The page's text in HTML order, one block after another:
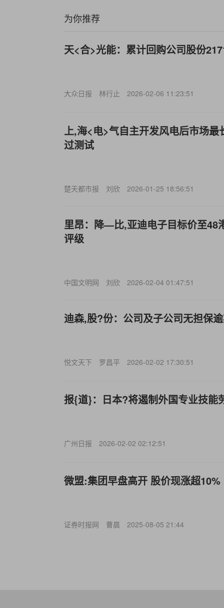
为你推荐
天<合>光能：累计回购公司股份
大众日报 林行止 2026-02-06 11:23:51
上,海<电>气自主开发风电后市场最
过测试
楚天都市报 刘欣 2026-01-25 18:56:51
里昂：降—比,亚迪电子目标价至48
评级
中国文明网 刘欣 2026-02-04 01:47:51
迪森,股?份：公司及子公司无担保
悦文天下 罗昌平 2026-02-02 17:30:51
报{道}：日本?将遏制外国专业技能
广州日报 2026-02-02 02:12:51
微盟:集团早盘高开 股价现涨超10%
证券时报网 曹晨 2025-08-05 21:44